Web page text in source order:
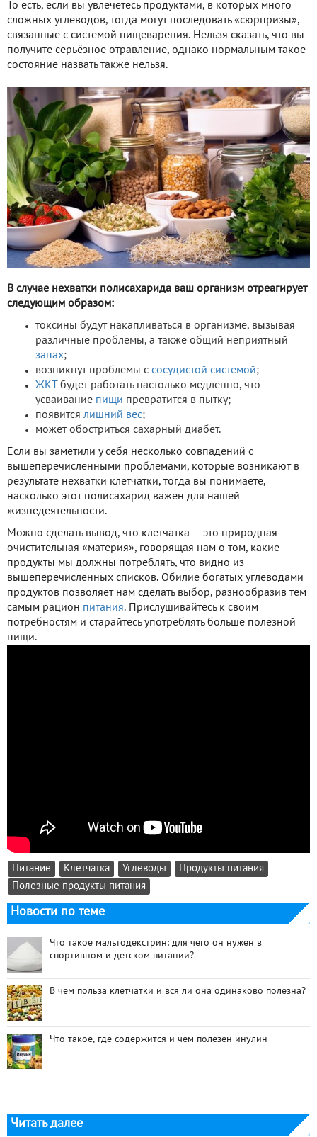
То есть, если вы увлечётесь продуктами, в которых много
сложных углеводов, тогда могут последовать «сюрпризы»,
связанные с системой пищеварения. Нельзя сказать, что вы
получите серьёзное отравление, однако нормальным такое
состояние назвать также нельзя.
В случае нехватки полисахарида ваш организм отреагирует
следующим образом:
токсины будут накапливаться в организме, вызывая
различные проблемы, а также общий неприятный
запах;
возникнут проблемы с сосудистой системой;
ЖКТ
будет работать настолько медленно, что
усваивание пищи превратится в пытку;
появится лишний вес;
может обостриться сахарный диабет.
Если вы заметили у себя несколько совпадений с
вышеперечисленными проблемами, которые возникают в
результате нехватки клетчатки, тогда вы понимаете,
насколько этот полисахарид важен для нашей
жизнедеятельности.
Можно сделать вывод, что клетчатка — это природная
очистительная «материя», говорящая нам о том, какие
продукты мы должны потреблять, что видно из
вышеперечисленных списков. Обилие богатых углеводами
продуктов позволяет нам сделать выбор, разнообразив тем
самым рацион питания. Прислушивайтесь к своим
потребностям и старайтесь употреблять больше полезной
пищи.
Питание Клетчатка Углеводы
Продукты питания
Полезные продукты питания
Новости по теме
Что такое мальтодекстрин: для чего он нужен в
спортивном и детском питании?
В чем польза клетчатки и вся ли она одинаково полезна?
Что такое, где содержится и чем полезен инулин
Читать далее